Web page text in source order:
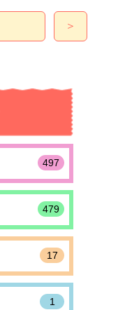
＞
497
479
17
1